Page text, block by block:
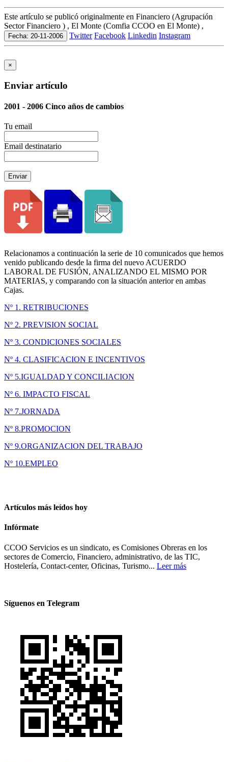
Este artículo se publicó originalmente en Financiero (Agrupación
Sector Financiero ) , El Monte (Comfia CCOO en El Monte) ,
Fecha: 20-11-2006 Twitter Facebook Linkedin Instagram
×
Enviar artículo
2001 - 2006 Cinco años de cambios
Tu email
Email destinatario
Enviar
Relacionamos a continuación la serie de 10 comunicados que hemos
venido publicando desde la firma del nuevo ACUERDO
LABORAL DE FUSIÓN, ANALIZANDO EL MISMO POR
MATERIAS, y comparando con la situación anterior en ambas
Cajas.
Nº 1. RETRIBUCIONES
Nº 2. PREVISION SOCIAL
Nº 3. CONDICIONES SOCIALES
Nº 4. CLASIFICACION E INCENTIVOS
Nº 5.IGUALDAD Y CONCILIACION
Nº 6. IMPACTO FISCAL
Nº 7.JORNADA
Nº 8.PROMOCION
Nº 9.ORGANIZACION DEL TRABAJO
Nº 10.EMPLEO
Artículos más leídos hoy
Infórmate
CCOO Servicios es un sindicato, es Comisiones Obreras en los
sectores de Comercio, Financiero, administrativo, de las TIC,
Hostelería, Contact-center, Oficinas, Turismo... Leer más
Síguenos en Telegram